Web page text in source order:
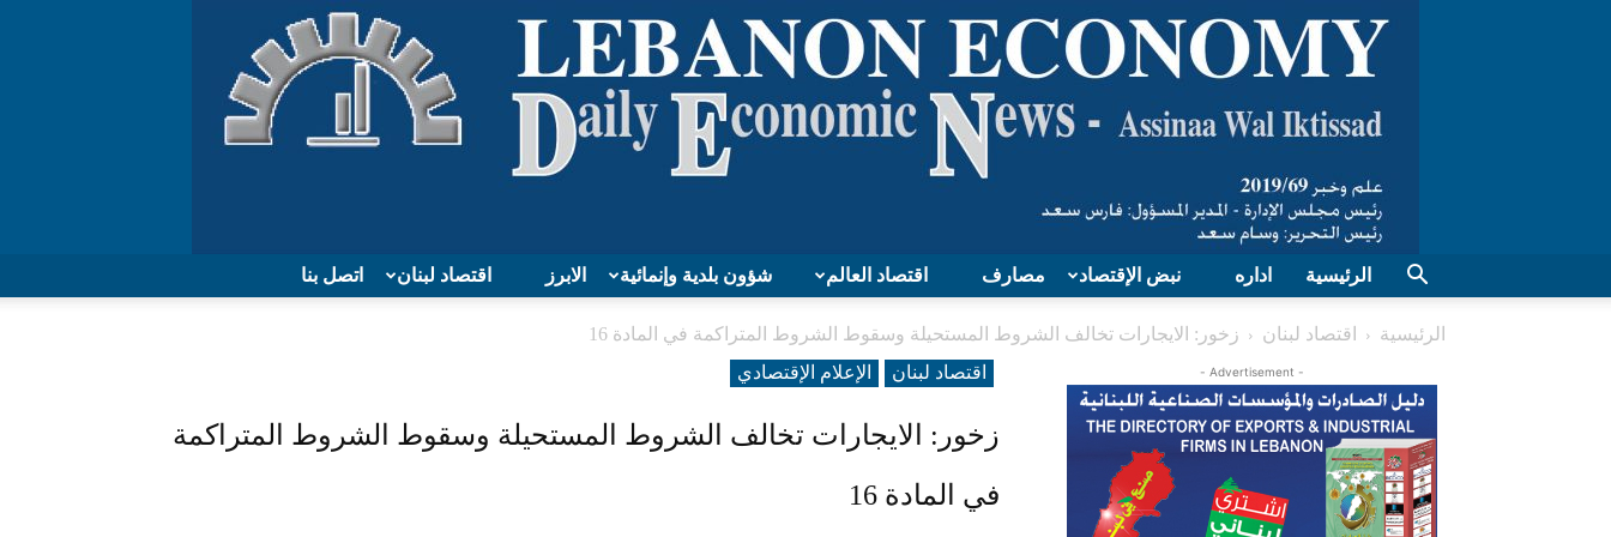
Lebanon
اتصل بنا اقتصاد لبنان الابرز شؤون بلدية وإنمائية اقتصاد العالم مصارف نبض الإقتصاد اداره الرئيسية
الرئيسية اقتصاد لبنان
زخور: الايجارات تخالف الشروط المستحيلة وسقوط الشروط المتراكمة في المادة 16
اقتصاد لبنان
الإعلام الإقتصادي
زخور: الايجارات تخالف الشروط المستحيلة وسقوط الشروط المتراكمة
في المادة 16
- Advertisement -